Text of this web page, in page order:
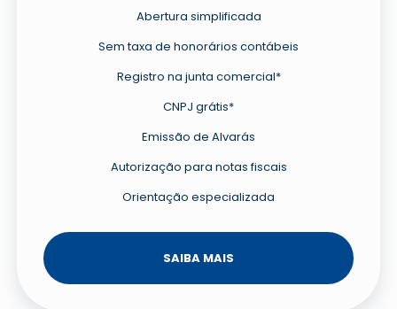
Abertura simplificada
Sem taxa de honorários contábeis
Registro na junta comercial*
CNPJ grátis*
Emissão de Alvarás
Autorização para notas fiscais
Orientação especializada
SAIBA MAIS